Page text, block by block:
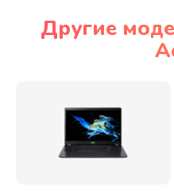
Замена
Другие